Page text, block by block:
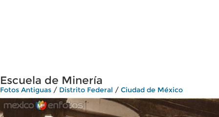
Escuela de Minería
Fotos Antiguas / Distrito Federal / Ciudad de México